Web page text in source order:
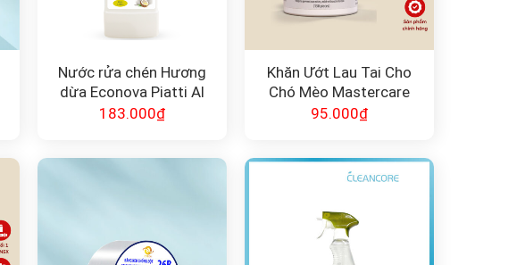
Nước rửa chén Hương
dừa Econova Piatti Al
Cocco
183.000₫
Khăn Ướt Lau Tai Cho
Chó Mèo Mastercare
95.000₫